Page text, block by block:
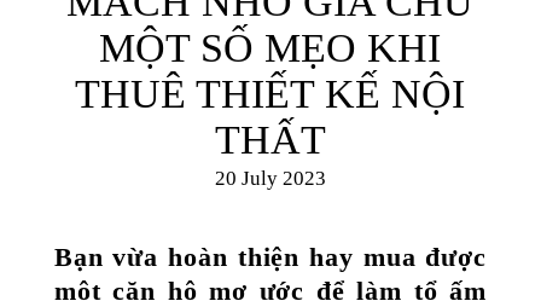
MỘT SỐ MẸO KHI
THUÊ THIẾT KẾ NỘI
THẤT
20 July 2023
Bạn vừa hoàn thiện hay mua được
một căn hộ mơ ước để làm tổ ấm